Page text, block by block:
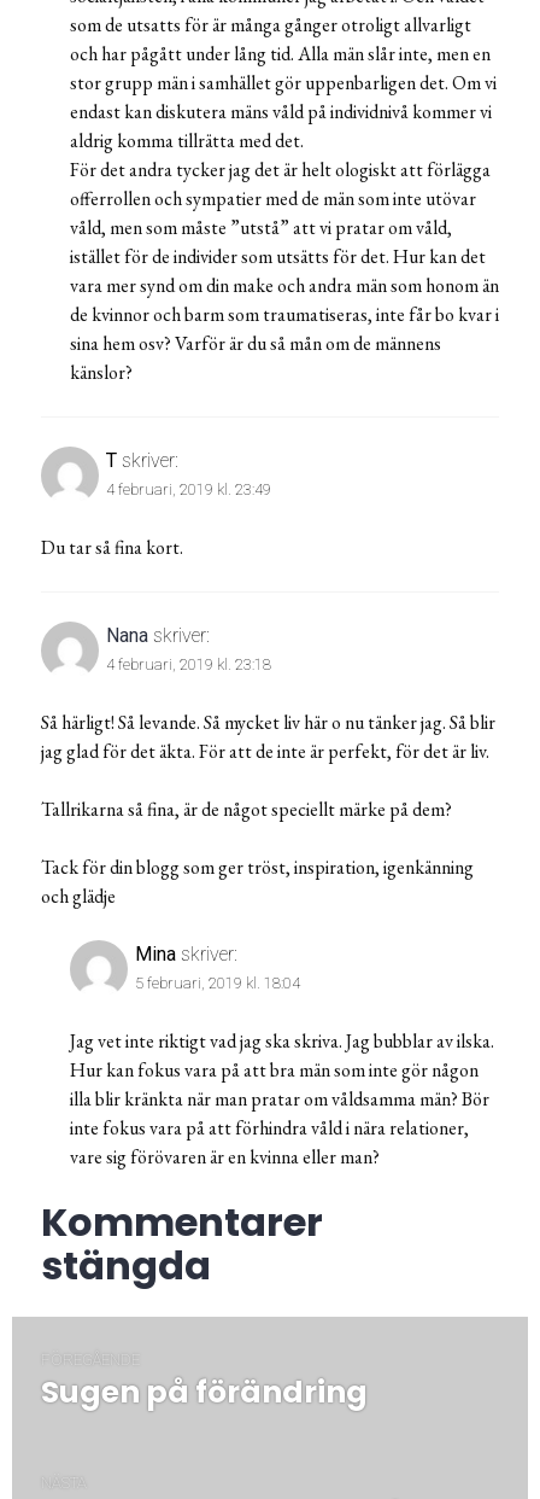
som de utsatts för är många gånger otroligt allvarligt
och har pågått under lång tid. Alla män slår inte, men en
stor grupp män i samhället gör uppenbarligen det. Om vi
endast kan diskutera mäns våld på individnivå kommer vi
aldrig komma tillrätta med det.
För det andra tycker jag det är helt ologiskt att förlägga
offerrollen och sympatier med de män som inte utövar
våld, men som måste ”utstå” att vi pratar om våld,
istället för de individer som utsätts för det. Hur kan det
vara mer synd om din make och andra män som honom än
de kvinnor och barm som traumatiseras, inte får bo kvar i
sina hem osv? Varför är du så mån om de männens
känslor?
T skriver:
4 februari, 2019 kl. 23:49
Du tar så fina kort.
Nana skriver:
4 februari, 2019 kl. 23:18
Så härligt! Så levande. Så mycket liv här o nu tänker jag. Så blir
jag glad för det äkta. För att de inte är perfekt, för det är liv.
Tallrikarna så fina, är de något speciellt märke på dem?
Tack för din blogg som ger tröst, inspiration, igenkänning
och glädje
Mina skriver:
5 februari, 2019 kl. 18:04
Jag vet inte riktigt vad jag ska skriva. Jag bubblar av ilska.
Hur kan fokus vara på att bra män som inte gör någon
illa blir kränkta när man pratar om våldsamma män? Bör
inte fokus vara på att förhindra våld i nära relationer,
vare sig förövaren är en kvinna eller man?
Kommentarer
stängda
FÖREGÅENDE
Föregående
Sugen på förändring
NÄSTA